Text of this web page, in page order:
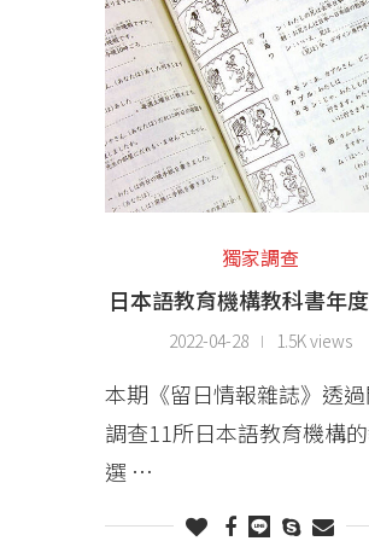
獨家調查
日本語教育機構教科書年
2022-04-28 1.5K views
本期《留日情報雜誌》透
調查11所日本語教育機構
選 …